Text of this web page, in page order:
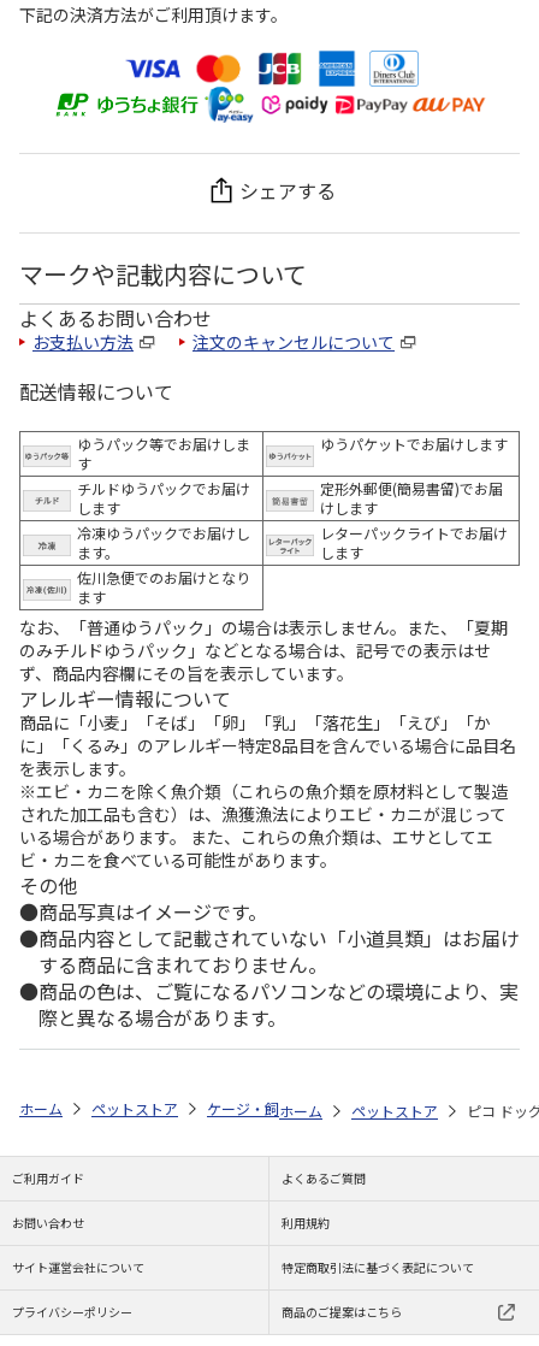
下記の決済方法がご利用頂けます。
シェアする
マークや記載内容について
よくあるお問い合わせ
お支払い方法 注文のキャンセルについて
配送情報について
ゆうパック等でお届けしま
す
ゆうパケットでお届けします
チルドゆうパックでお届け
します
定形外郵便(簡易書留)でお届
けします
冷凍ゆうパックでお届けし
ます。
レターパックライトでお届け
します
佐川急便でのお届けとなり
ます
なお、「普通ゆうパック」の場合は表示しません。また、「夏期
のみチルドゆうパック」などとなる場合は、記号での表示はせ
ず、商品内容欄にその旨を表示しています。
アレルギー情報について
商品に「小麦」「そば」「卵」「乳」「落花生」「えび」「か
に」「くるみ」のアレルギー特定8品目を含んでいる場合に品目名
を表示します。
※エビ・カニを除く魚介類（これらの魚介類を原材料として製造
された加工品も含む）は、漁獲漁法によりエビ・カニが混じって
いる場合があります。 また、これらの魚介類は、エサとしてエ
ビ・カニを食べている可能性があります。
その他
商品写真はイメージです。
商品内容として記載されていない「小道具類」はお届け
する商品に含まれておりません。
商品の色は、ご覧になるパソコンなどの環境により、実
際と異なる場合があります。
ホーム ペットストア ケージ・飼育その他用品 キャリー・ドライブ
ホーム ペットストア ピコ ドッ
ご利用ガイド よくあるご質問
お問い合わせ 利用規約
サイト運営会社について 特定商取引法に基づく表記について
プライバシーポリシー 商品のご提案はこちら